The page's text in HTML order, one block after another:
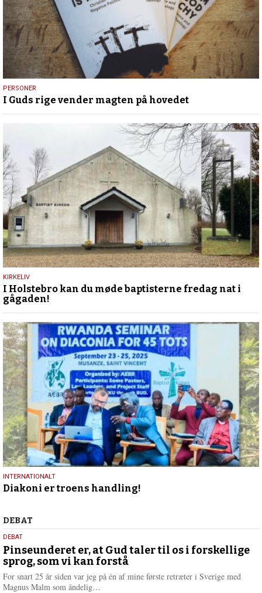
27.
april
2026
PERSONER
I Guds rige vender magten på hovedet
15.
marts
2026
KIRKELIV
I Holstebro kan du møde baptisterne fredag nat i
gågaden!
26.
september
INTERNATIONALT
Diakoni er troens handling!
Debat
DEBAT
5.
august
2026
DEBAT
Pinseunderet er, at Gud taler til os i forskellige
sprog, som vi kan forstå
For snart 25 år siden var jeg på én af mine første retræter i Sverige med
Magnus Malm som åndelig…